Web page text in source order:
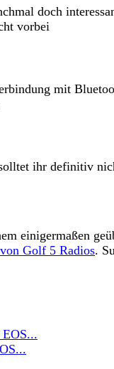
doch
vorbei
mit
ihr definitiv
einigermaßen
Golf 5 Radios.